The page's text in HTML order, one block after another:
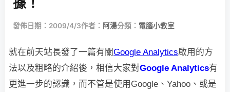
發佈日期：2009/4/3作者： 阿湯分類： 電腦小教室
就在前天站長發了一篇有關Google Analytics啟用的方
法以及粗略的介紹後，相信大家對Google Analytics有
更進一步的認識，而不管是使用Google、Yahoo、或是